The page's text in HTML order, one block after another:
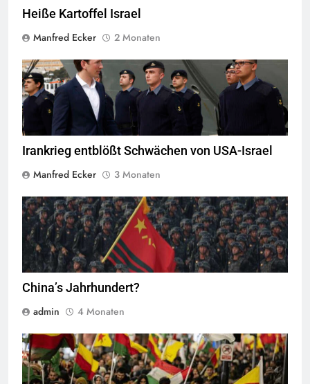
Heiße Kartoffel Israel
Manfred Ecker
2 Monaten
Die EU verschärft kontinuierlich den Krieg gegen Migranten,
© BMEIACC-BY-SA-2.0
Irankrieg entblößt Schwächen von USA-Israel
Manfred Ecker
3 Monaten
Quelle©CC-BY-SA-4.0
China’s Jahrhundert?
admin
4 Monaten
Ein Solidaritätsprotest für Rojava in London © Guy Smallman